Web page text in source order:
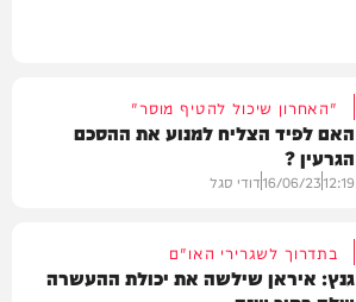
"האחרון שיכול להטיף מוסר"
האם לפיד הצליח למנוע את ההסכם
הגרעין ?
12:19
16/06/23דודי סגל
בתדרוך לשגרירי האו"ם
גנץ: איראן שילשה את יכולת ההעשרה